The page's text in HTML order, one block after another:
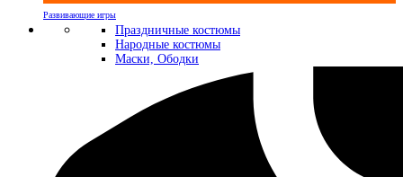
Развивающие игры
Праздничные костюмы
Народные костюмы
Маски, Ободки